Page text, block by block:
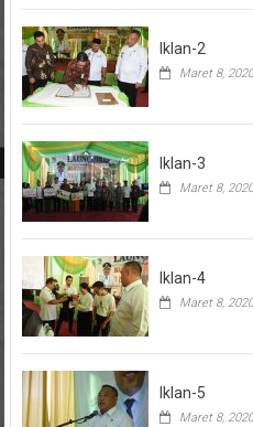
Iklan-2
Maret 8, 2020
Iklan-3
Maret 8, 2020
Iklan-4
Maret 8, 2020
Iklan-5
Maret 8, 2020